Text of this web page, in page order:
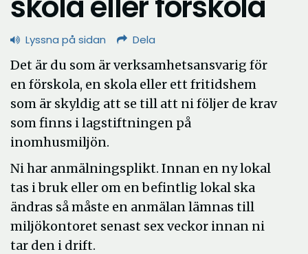
Lyssna på sidan Dela
Det är du som är verksamhetsansvarig för
en förskola, en skola eller ett fritidshem
som är skyldig att se till att ni följer de krav
som finns i lagstiftningen på
inomhusmiljön.
Ni har anmälningsplikt. Innan en ny lokal
tas i bruk eller om en befintlig lokal ska
ändras så måste en anmälan lämnas till
miljökontoret senast sex veckor innan ni
tar den i drift.